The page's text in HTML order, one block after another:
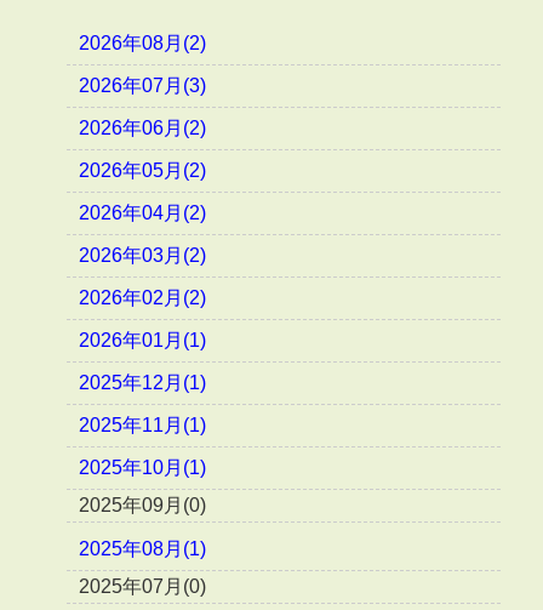
2026年08月(2)
2026年07月(3)
2026年06月(2)
2026年05月(2)
2026年04月(2)
2026年03月(2)
2026年02月(2)
2026年01月(1)
2025年12月(1)
2025年11月(1)
2025年10月(1)
2025年09月(0)
2025年08月(1)
2025年07月(0)